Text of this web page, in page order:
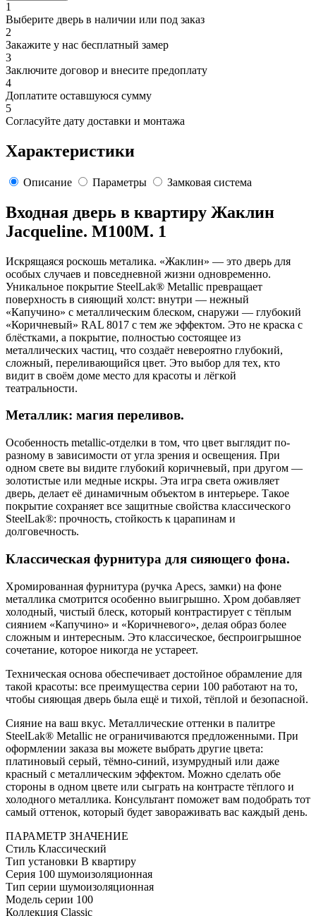
1
Выберите дверь в наличии или под заказ
2
Закажите у нас бесплатный замер
3
Заключите договор и внесите предоплату
4
Доплатите оставшуюся сумму
5
Согласуйте дату доставки и монтажа
Характеристики
Описание Параметры Замковая система
Входная дверь в квартиру Жаклин
Jacqueline. M100M. 1
Искрящаяся роскошь металика. «Жаклин» — это дверь для
особых случаев и повседневной жизни одновременно.
Уникальное покрытие SteelLak® Metallic превращает
поверхность в сияющий холст: внутри — нежный
«Капучино» с металлическим блеском, снаружи — глубокий
«Коричневый» RAL 8017 с тем же эффектом. Это не краска с
блёстками, а покрытие, полностью состоящее из
металлических частиц, что создаёт невероятно глубокий,
сложный, переливающийся цвет. Это выбор для тех, кто
видит в своём доме место для красоты и лёгкой
театральности.
Металлик: магия переливов.
Особенность metallic-отделки в том, что цвет выглядит по-
разному в зависимости от угла зрения и освещения. При
одном свете вы видите глубокий коричневый, при другом —
золотистые или медные искры. Эта игра света оживляет
дверь, делает её динамичным объектом в интерьере. Такое
покрытие сохраняет все защитные свойства классического
SteelLak®: прочность, стойкость к царапинам и
долговечность.
Классическая фурнитура для сияющего фона.
Хромированная фурнитура (ручка Apecs, замки) на фоне
металлика смотрится особенно выигрышно. Хром добавляет
холодный, чистый блеск, который контрастирует с тёплым
сиянием «Капучино» и «Коричневого», делая образ более
сложным и интересным. Это классическое, беспроигрышное
сочетание, которое никогда не устареет.
Техническая основа обеспечивает достойное обрамление для
такой красоты: все преимущества серии 100 работают на то,
чтобы сияющая дверь была ещё и тихой, тёплой и безопасной.
Сияние на ваш вкус. Металлические оттенки в палитре
SteelLak® Metallic не ограничиваются предложенными. При
оформлении заказа вы можете выбрать другие цвета:
платиновый серый, тёмно-синий, изумрудный или даже
красный с металлическим эффектом. Можно сделать обе
стороны в одном цвете или сыграть на контрасте тёплого и
холодного металлика. Консультант поможет вам подобрать тот
самый оттенок, который будет завораживать вас каждый день.
ПАРАМЕТР ЗНАЧЕНИЕ
Стиль Классический
Тип установки В квартиру
Серия 100 шумоизоляционная
Тип серии шумоизоляционная
Модель серии 100
Коллекция Classic